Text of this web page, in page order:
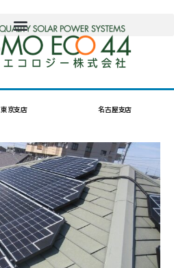
東京支店 名古屋支店